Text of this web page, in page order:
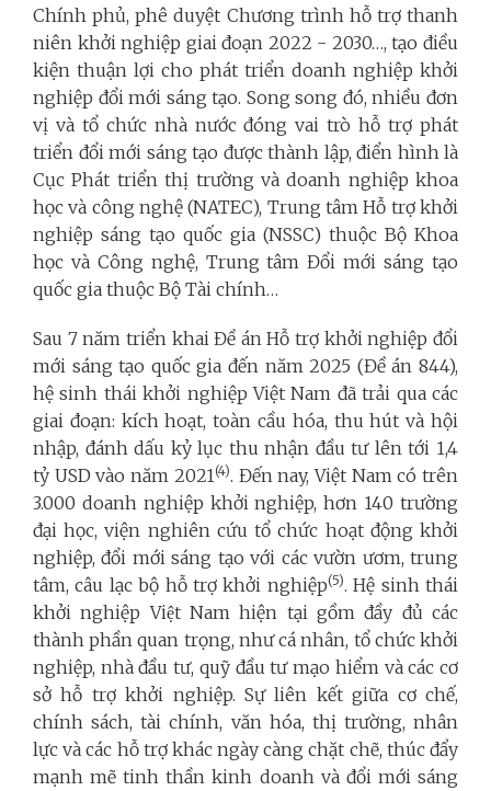
Chính phủ, phê duyệt Chương trình hỗ trợ thanh
niên khởi nghiệp giai đoạn 2022 - 2030…, tạo điều
kiện thuận lợi cho phát triển doanh nghiệp khởi
nghiệp đổi mới sáng tạo. Song song đó, nhiều đơn
vị và tổ chức nhà nước đóng vai trò hỗ trợ phát
triển đổi mới sáng tạo được thành lập, điển hình là
Cục Phát triển thị trường và doanh nghiệp khoa
học và công nghệ (NATEC), Trung tâm Hỗ trợ khởi
nghiệp sáng tạo quốc gia (NSSC) thuộc Bộ Khoa
học và Công nghệ, Trung tâm Đổi mới sáng tạo
quốc gia thuộc Bộ Tài chính…
Sau 7 năm triển khai Đề án Hỗ trợ khởi nghiệp đổi
mới sáng tạo quốc gia đến năm 2025 (Đề án 844),
hệ sinh thái khởi nghiệp Việt Nam đã trải qua các
giai đoạn: kích hoạt, toàn cầu hóa, thu hút và hội
nhập, đánh dấu kỷ lục thu nhận đầu tư lên tới 1,4
tỷ USD vào năm 2021 (4). Đến nay, Việt Nam có trên
3.000 doanh nghiệp khởi nghiệp, hơn 140 trường
đại học, viện nghiên cứu tổ chức hoạt động khởi
nghiệp, đổi mới sáng tạo với các vườn ươm, trung
tâm, câu lạc bộ hỗ trợ khởi nghiệp(5). Hệ sinh thái
khởi nghiệp Việt Nam hiện tại gồm đầy đủ các
thành phần quan trọng, như cá nhân, tổ chức khởi
nghiệp, nhà đầu tư, quỹ đầu tư mạo hiểm và các cơ
sở hỗ trợ khởi nghiệp. Sự liên kết giữa cơ chế,
chính sách, tài chính, văn hóa, thị trường, nhân
lực và các hỗ trợ khác ngày càng chặt chẽ, thúc đẩy
mạnh mẽ tinh thần kinh doanh và đổi mới sáng